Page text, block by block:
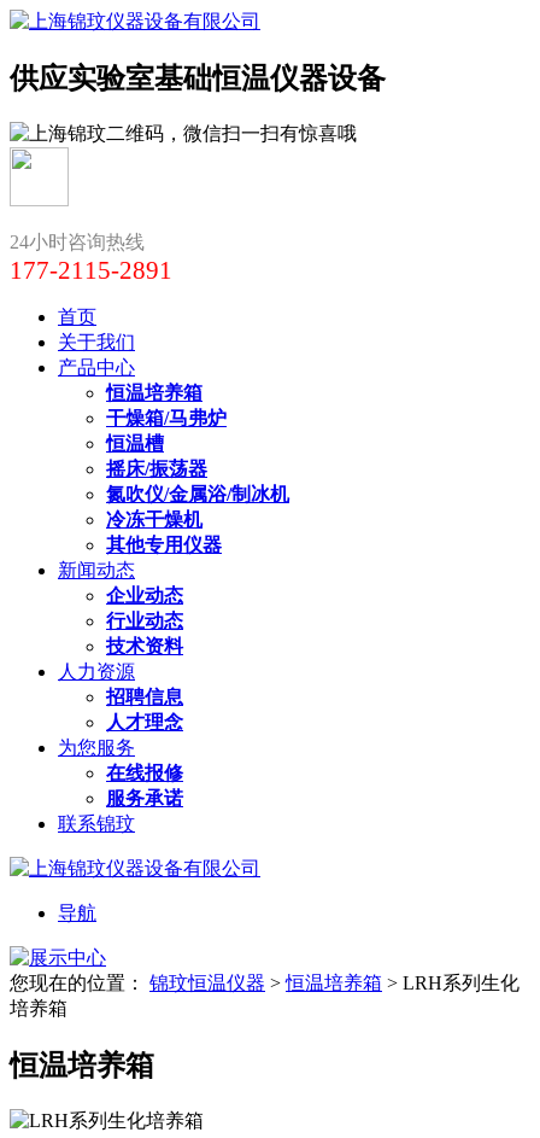
供应实验室基础恒温仪器设备
24小时咨询热线
177-2115-2891
首页
关于我们
产品中心
恒温培养箱
干燥箱/马弗炉
恒温槽
摇床/振荡器
氮吹仪/金属浴/制冰机
冷冻干燥机
其他专用仪器
新闻动态
企业动态
行业动态
技术资料
人力资源
招聘信息
人才理念
为您服务
在线报修
服务承诺
联系锦玟
导航
您现在的位置： 锦玟恒温仪器 > 恒温培养箱 > LRH系列生化
培养箱
恒温培养箱